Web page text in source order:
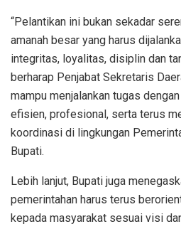
“Pelantikan ini bukan sekadar
amanah besar yang harus
integritas, loyalitas, disiplin dan
berharap Penjabat Sekretaris
mampu menjalankan tugas
efisien, profesional, serta terus
koordinasi di lingkungan
Bupati.
Lebih lanjut, Bupati juga
pemerintahan harus terus
kepada masyarakat sesuai visi